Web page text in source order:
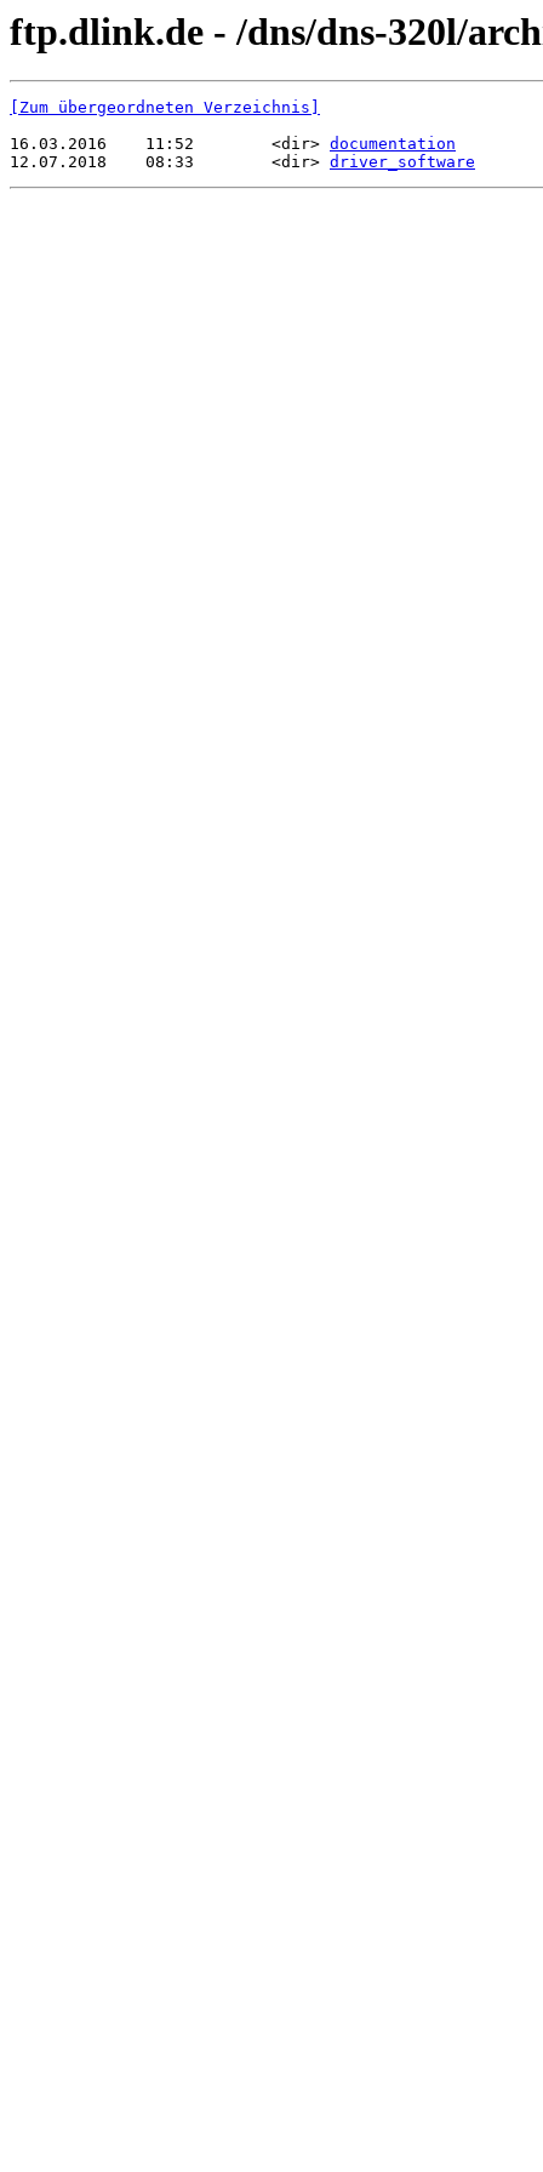
ftp.dlink.de - /dns/dns-320l/
[Zum übergeordneten Verzeichnis]
16.03.2016    11:52        <dir> documentation
12.07.2018    08:33        <dir> driver_software